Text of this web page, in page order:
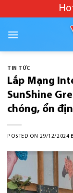
to
TIN TỨC
Lắp Mạng
SunShine
chóng, ổn
POSTED ON 29/12/2024